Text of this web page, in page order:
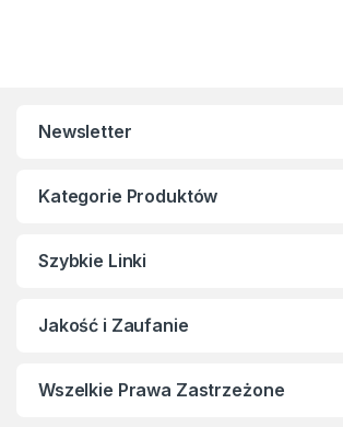
Newsletter
Kategorie Produktów
Szybkie Linki
Jakość i Zaufanie
Wszelkie Prawa Zastrzeżone